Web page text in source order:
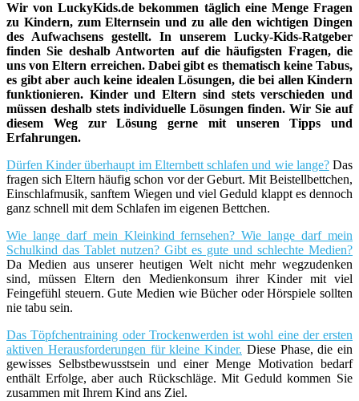
Wir von LuckyKids.de bekommen täglich eine Menge Fragen
zu Kindern, zum Elternsein und zu alle den wichtigen Dingen
des Aufwachsens gestellt. In unserem Lucky-Kids-Ratgeber
finden Sie deshalb Antworten auf die häufigsten Fragen, die
uns von Eltern erreichen. Dabei gibt es thematisch keine Tabus,
es gibt aber auch keine idealen Lösungen, die bei allen Kindern
funktionieren. Kinder und Eltern sind stets verschieden und
müssen deshalb stets individuelle Lösungen finden. Wir Sie auf
diesem Weg zur Lösung gerne mit unseren Tipps und
Erfahrungen.
Dürfen Kinder überhaupt im Elternbett schlafen und wie lange?Das
fragen sich Eltern häufig schon vor der Geburt. Mit Beistellbettchen,
Einschlafmusik, sanftem Wiegen und viel Geduld klappt es dennoch
ganz schnell mit dem Schlafen im eigenen Bettchen.
Wie lange darf mein Kleinkind fernsehen? Wie lange darf mein
Schulkind das Tablet nutzen? Gibt es gute und schlechte Medien?
Da Medien aus unserer heutigen Welt nicht mehr wegzudenken
sind, müssen Eltern den Medienkonsum ihrer Kinder mit viel
Feingefühl steuern. Gute Medien wie Bücher oder Hörspiele sollten
nie tabu sein.
Das Töpfchentraining oder Trockenwerden ist wohl eine der ersten
aktiven Herausforderungen für kleine Kinder. Diese Phase, die ein
gewisses Selbstbewusstsein und einer Menge Motivation bedarf
enthält Erfolge, aber auch Rückschläge. Mit Geduld kommen Sie
zusammen mit Ihrem Kind ans Ziel.